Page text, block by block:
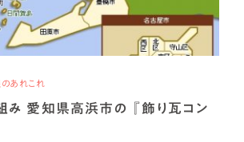
あれこれ
み 愛知県高浜市の 『飾り瓦コン